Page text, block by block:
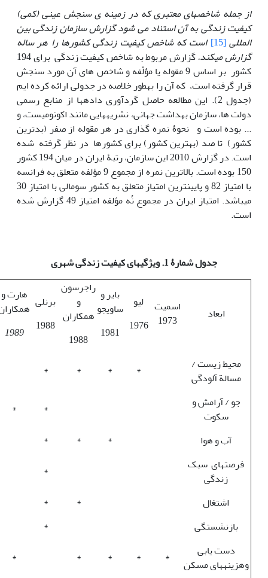
از جمله شاخصهای معتبری که در زمینه ی سنجش عینی (کمی)
کیفیت زندگی به آن استناد می شود گزارش سازمان زندگی بین
المللی[15]
است که شاخص کیفیت زندگی کشورها را هر ساله
گزارش می‏کند.
گزارش مربوط به شاخص کیفیت زندگی برای 194
کشور بر اساس 9 مقوله یا مؤلّفه و شاخص های آن مورد سنجش
قرار گرفته است، که آن را به‎طور خلاصه در جدولی ارائه کرده ایم
(جدول 2). این مطالعه حاصل گردآوری داده‏ها‏ از منابع رسمی
دولت ها، سازمان بهداشت جهانی، نشریه‏ها‏یی مانند اکونومیست، و
... بوده است و نحوۀ نمره گذاری در هر مقوله از صفر (بدترین
کشور) تا صد (بهترین کشور) برای کشورها در نظر گرفته شده
است. در گزارش 2010 این سازمان، رتبۀ ایران در میان 194 کشور
150 بوده است. بالاترین نمره از مجموع 9 مؤلفه متعلق به فرانسه
با امتیاز 82 و پایین‎ترین امتیاز متعلق به کشور سومالی با امتیاز 30
می‎باشد. امتیاز ایران در مجموع نُه مؤلفه امتیاز 49 گزارش شده
است.
جدول شمارۀ 1. ویژگی های کیفیت زندگی شهری
ابعاد
اسمیت
1973
لیو
1976
بایر و
ساویجو
1981
راجرسون
و
همکاران
1988
برنلی
1988
هارت و
1989
محیط زیست /
مسالة آلودگی
*
*
*
*
جو / آرامش و
سکوت
*
*
آب و هوا
*
*
*
فرصت‏های سبک
زندگی
*
اشتغال
*
*
بازنشستگی
*
دست یابی
وهزینه‏ها‏ی مسکن
*
*
*
*
*